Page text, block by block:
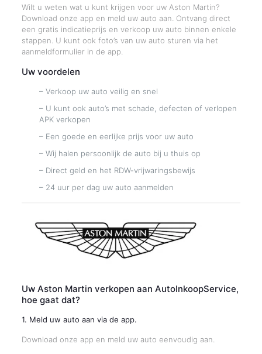
Wilt u weten wat u kunt krijgen voor uw Aston Martin?
Download onze app en meld uw auto aan. Ontvang direct
een gratis indicatieprijs en verkoop uw auto binnen enkele
stappen. U kunt ook foto’s van uw auto sturen via het
aanmeldformulier in de app.
Uw voordelen
– Verkoop uw auto veilig en snel
– U kunt ook auto’s met schade, defecten of verlopen
APK verkopen
– Een goede en eerlijke prijs voor uw auto
– Wij halen persoonlijk de auto bij u thuis op
– Direct geld en het RDW-vrijwaringsbewijs
– 24 uur per dag uw auto aanmelden
Uw Aston Martin verkopen aan AutoInkoopService,
hoe gaat dat?
1. Meld uw auto aan via de app.
Download onze app en meld uw auto eenvoudig aan.